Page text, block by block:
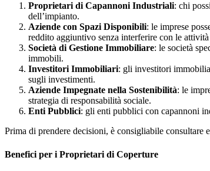
Proprietari di Capannoni Industriali: chi
dell’impianto.
Aziende con Spazi Disponibili: le imprese
reddito aggiuntivo senza interferire con le
Società di Gestione Immobiliare: le società
immobili.
Investitori Immobiliari: gli investitori
sugli investimenti.
Aziende Impegnate nella Sostenibilità: le
strategia di responsabilità sociale.
Enti Pubblici: gli enti pubblici con capannoni
Prima di prendere decisioni, è consigliabile
Benefici per i Proprietari di Coperture